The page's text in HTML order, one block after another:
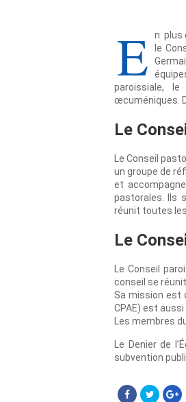
E
n plus
le
paroissiale,
œcuméniques.
Le
Le Conseil
un groupe de
et
pastorales. Ils
réunit toutes
Le
Le Conseil
conseil se
Sa mission est
CPAE) est aussi
Les membres
Le Denier de
subvention